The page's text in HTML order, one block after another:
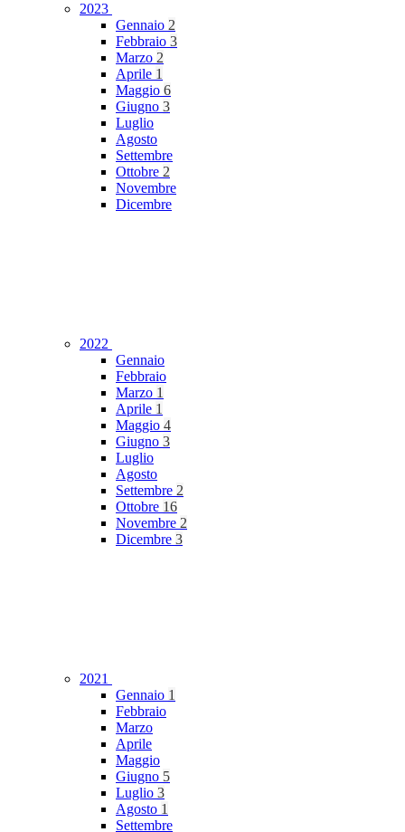
2023
Gennaio 2
Febbraio 3
Marzo 2
Aprile 1
Maggio 6
Giugno 3
Luglio
Agosto
Settembre
Ottobre 2
Novembre
Dicembre
2022
Gennaio
Febbraio
Marzo 1
Aprile 1
Maggio 4
Giugno 3
Luglio
Agosto
Settembre 2
Ottobre 16
Novembre 2
Dicembre 3
2021
Gennaio 1
Febbraio
Marzo
Aprile
Maggio
Giugno 5
Luglio 3
Agosto 1
Settembre